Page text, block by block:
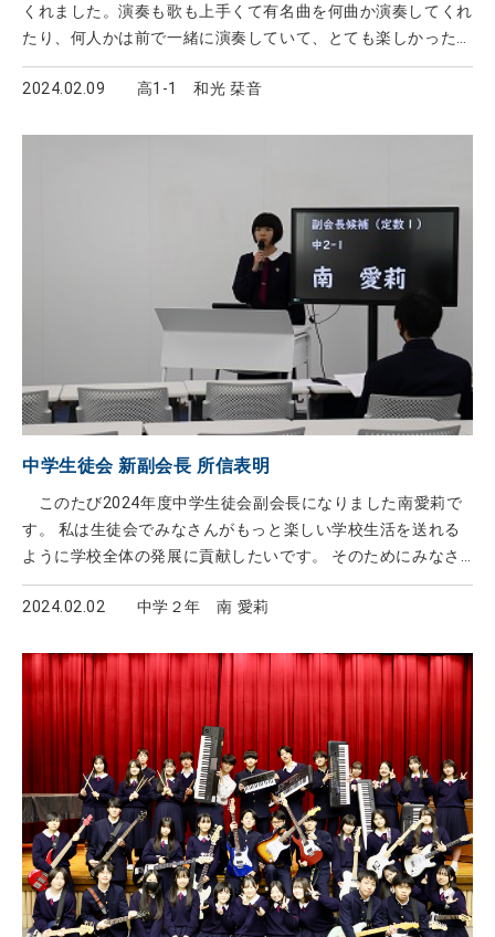
くれました。演奏も歌も上手くて有名曲を何曲か演奏してくれ
たり、何人かは前で一緒に演奏していて、とても楽しかったで
す。 ※公式Instagramの記事はこちら 【動画】 現地でのラ
イブの様子
2024.02.09 高1‐1 和光 栞音
中学生徒会 新副会長 所信表明
このたび2024年度中学生徒会副会長になりました南愛莉で
す。 私は生徒会でみなさんがもっと楽しい学校生活を送れる
ように学校全体の発展に貢献したいです。 そのためにみなさ
んの声を聞きながら改善点を見つけたり物事を決めていきたい
です。 そして今よりもっと楽しく、思い出に残るような学校
んできたものをもっとより良いものにできるよう、さらなる高
みを目指して取り組んでいきますので1年間よろしくお願い致
します。
2024.02.02 中学２年 南 愛莉